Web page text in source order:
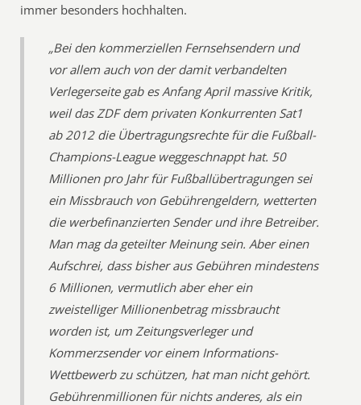
immer besonders hochhalten.
„Bei den kommerziellen Fernsehsendern und
vor allem auch von der damit verbandelten
Verlegerseite gab es Anfang April massive Kritik,
weil das ZDF dem privaten Konkurrenten Sat1
ab 2012 die Übertragungsrechte für die Fußball-
Champions-League weggeschnappt hat. 50
Millionen pro Jahr für Fußballübertragungen sei
ein Missbrauch von Gebührengeldern, wetterten
die werbefinanzierten Sender und ihre Betreiber.
Man mag da geteilter Meinung sein. Aber einen
Aufschrei, dass bisher aus Gebühren mindestens
6 Millionen, vermutlich aber eher ein
zweistelliger Millionenbetrag missbraucht
worden ist, um Zeitungsverleger und
Kommerzsender vor einem Informations-
Wettbewerb zu schützen, hat man nicht gehört.
Gebührenmillionen für nichts anderes, als ein